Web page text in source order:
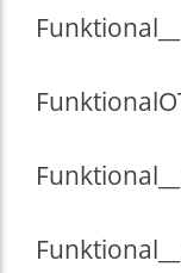
Funktional
Funktional
Funktional
Funktional